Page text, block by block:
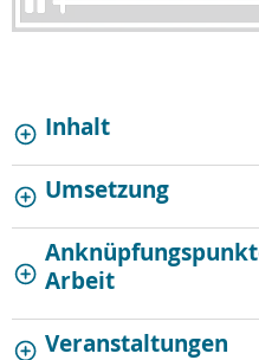
Inhalt
Umsetzung
Arbeit
Veranstaltungen